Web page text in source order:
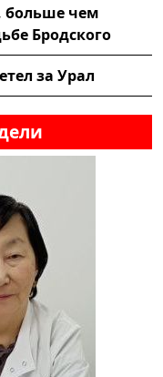
больше чем
Бродского
за Урал